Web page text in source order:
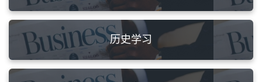
历史学习